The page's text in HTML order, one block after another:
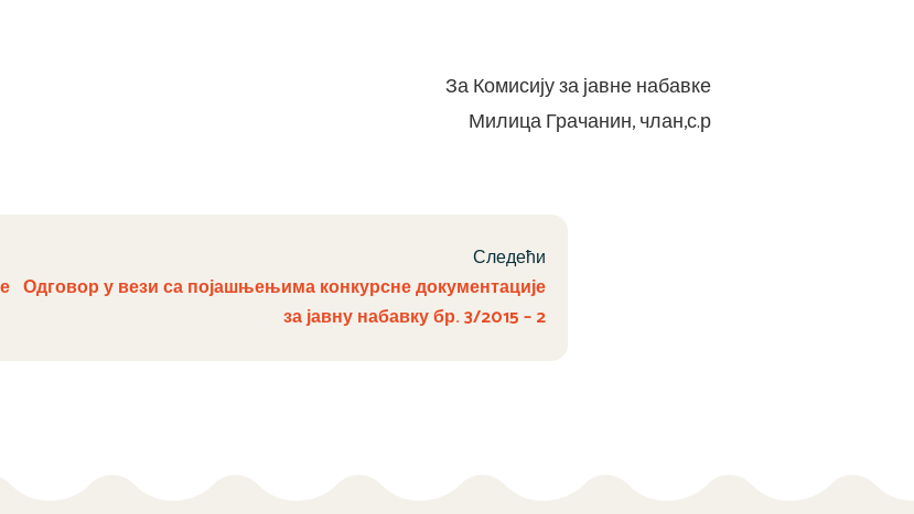
За Комисију за јавне набавке
Милица Грачанин, члан,с.р
Следећи
Одговор у вези са појашњењима конкурсне документације
за јавну набавку бр. 3/2015 – 2